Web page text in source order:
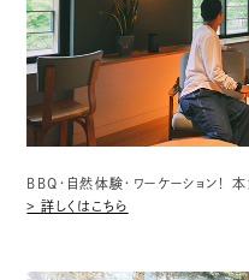
BBQ・自然体験・ワーケーション！
> 詳しくはこちら